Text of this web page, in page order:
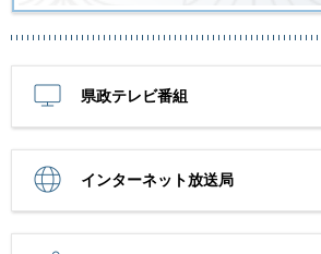
県政テレビ番組
インターネット放送局